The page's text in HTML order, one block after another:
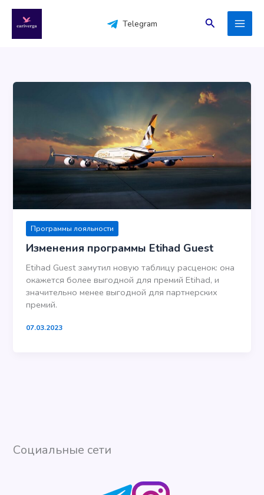
содержимому
Telegram Поиск
Программы лояльности
Изменения программы Etihad Guest
Etihad Guest замутил новую таблицу расценок: она
окажется более выгодной для премий Etihad, и
значительно менее выгодной для партнерских
премий.
07.03.2023
Социальные сети